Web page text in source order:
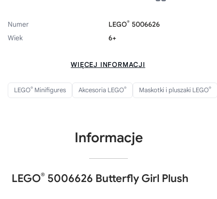
Numer LEGO® 5006626
Wiek
6+
WIĘCEJ INFORMACJI
LEGO® Minifigures Akcesoria LEGO® Maskotki i pluszaki LEGO®
Informacje
LEGO® 5006626 Butterfly Girl Plush